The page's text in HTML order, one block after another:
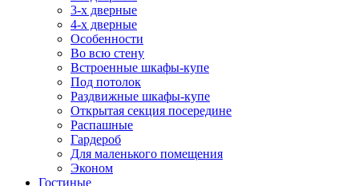
3-х дверные
4-х дверные
Особенности
Во всю стену
Встроенные шкафы-купе
Под потолок
Раздвижные шкафы-купе
Открытая секция посередине
Распашные
Гардероб
Для маленького помещения
Эконом
Гостиные